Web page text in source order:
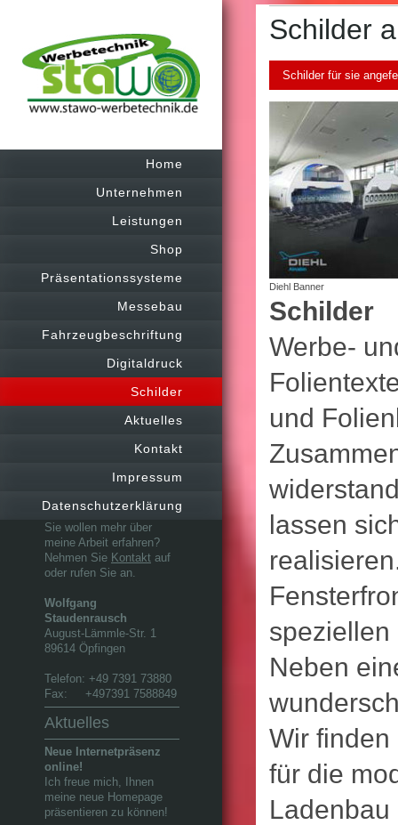
Home
Unternehmen
Leistungen
Shop
Präsentationssysteme
Messebau
Fahrzeugbeschriftung
Digitaldruck
Schilder
Aktuelles
Kontakt
Impressum
Datenschutzerklärung
Sie wollen mehr über
meine Arbeit erfahren?
Nehmen Sie Kontakt auf
oder rufen Sie an.
Wolfgang
Staudenrausch
August-Lämmle-Str. 1
89614 Öpfingen
Telefon: +49 7391 73880
Fax: +497391 7588849
Aktuelles
Neue Internetpräsenz
online!
Ich freue mich, Ihnen
meine neue Homepage
präsentieren zu können!
Schilder
Schilder für sie
Diehl Banner
Schilder
Werbe-
und
lassen
speziellen
Neben
Wir
für die
Ladenbau